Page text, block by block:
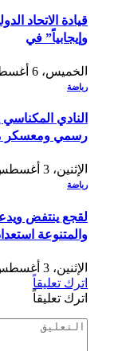
قيادة الاتحاد
وإيجابياً” في
الخميس، 6 أغسطس 2026
رياضة
النادي
رسمي ومعسكر
الإثنين، 3 أغسطس 2026
رياضة
لقجع ينتفض
والمتنوعة استعداداً
الإثنين، 3 أغسطس 2026
اترك تعليقاً
اترك تعليقاً